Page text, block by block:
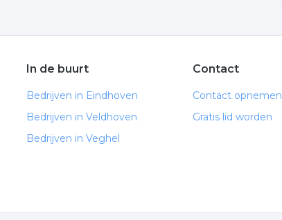
In de buurt
Bedrijven in Eindhoven
Bedrijven in Veldhoven
Bedrijven in Veghel
Contact
Contact opnemen
Gratis lid worden